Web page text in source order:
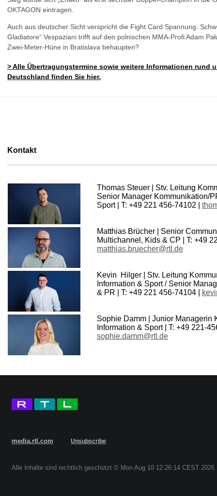
OKTAGON eintragen.
Auch aus deutscher Sicht verspricht die Fight Card Spannung:
Gladiatore“ Vespaziani trifft auf den polnischen MMA-Profi Adam
Zwei-Meter-Hüne in Bratislava behaupten?
>Alle Übertragungstermine sowie weitere Informationen rund
Deutschland finden Sie hier.
Kontakt
Thomas Steuer | Stv. Leitung
Senior Manager Kommunikation/
Sport | T: +49 221 456-74102 |
Matthias Brücher | Senior
Multichannel, Kids & CP | T: +49
matthias.bruecher@rtl.de
Kevin Hilger | Stv. Leitung
Information & Sport / Senior
& PR | T: +49 221 456-74104 |
Sophie Damm | Junior Managerin
Information & Sport | T: +49 221-
sophie.damm@rtl.de
media.rtl.com Unsubscribe
Alle Inhalte sind rechtlich geschützt © Mon Aug 10 12:26:14 CEST 2026